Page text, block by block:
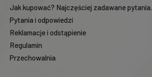
Jak kupować? Najczęściej zadawane pytania.
Pytania i odpowiedzi
Reklamacje i odstąpienie
Regulamin
Przechowalnia